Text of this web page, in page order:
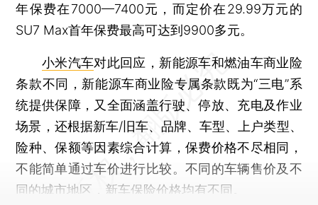
年保费在7000—7400元，而定价在29.99万元的
SU7 Max首年保费最高可达到9900多元。
小米汽车对此回应，新能源车和燃油车商业险
条款不同，新能源车商业险专属条款既为“三电”系
统提供保障，又全面涵盖行驶、停放、充电及作业
场景，还根据新车/旧车、品牌、车型、上户类型、
险种、保额等因素综合计算，保费价格不尽相同，
不能简单通过车价进行比较。不同的车辆售价及不
同的城市地区，新车保险价格均有不同。